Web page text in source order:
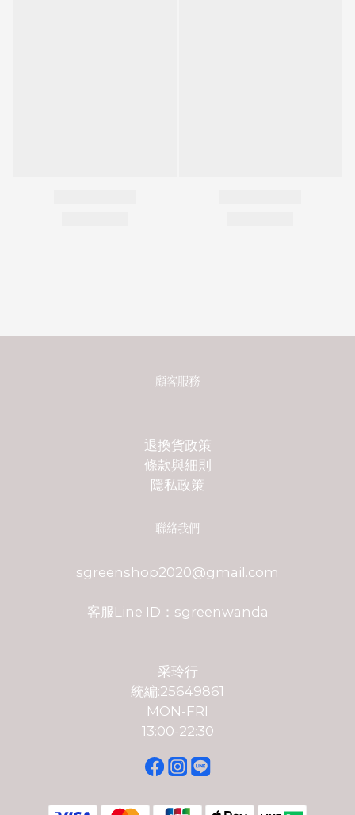
顧客服務
退換貨政策
條款與細則
隱私政策
聯絡我們
sgreenshop2020@gmail.com
客服Line ID：sgreenwanda
采玲行
統編:25649861
MON-FRI
13:00-22:30